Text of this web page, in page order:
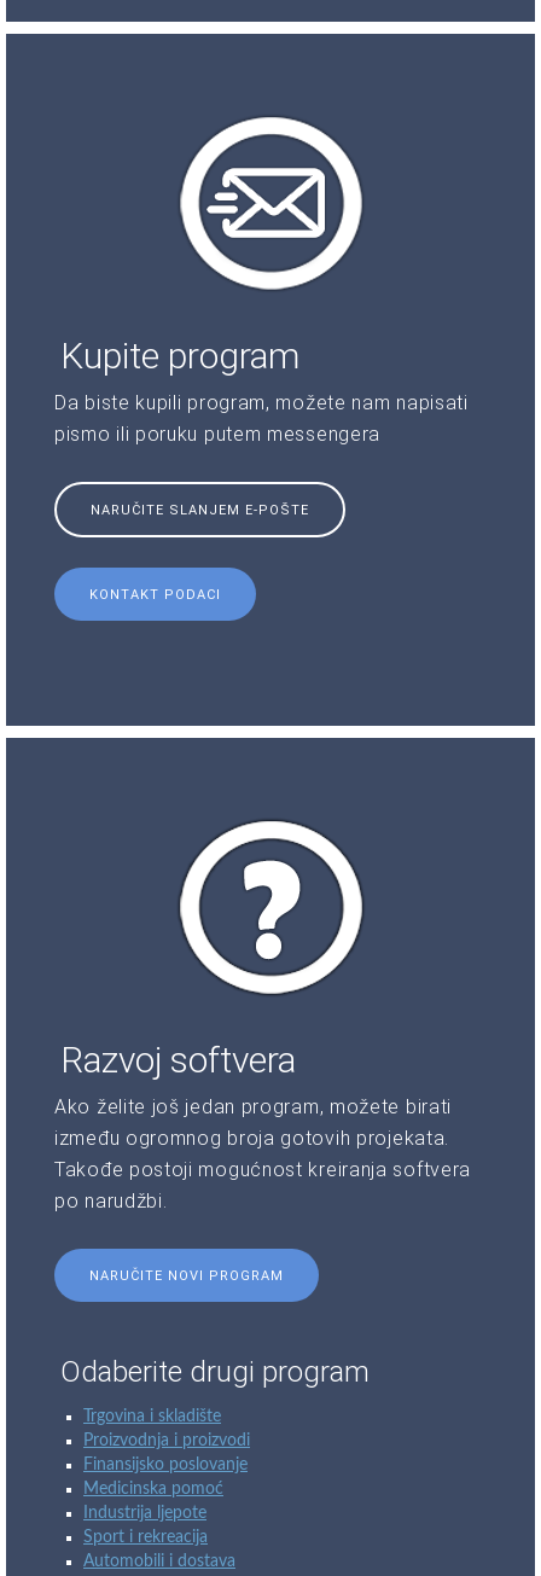
Kupite program
Da biste kupili program, možete nam napisati
pismo ili poruku putem messengera
NARUČITE SLANJEM E-POŠTE
KONTAKT PODACI
Razvoj softvera
Ako želite još jedan program, možete birati
između ogromnog broja gotovih projekata.
Takođe postoji mogućnost kreiranja softvera
po narudžbi.
NARUČITE NOVI PROGRAM
Odaberite drugi program
Trgovina i skladište
Proizvodnja i proizvodi
Finansijsko poslovanje
Medicinska pomoć
Industrija ljepote
Sport i rekreacija
Automobili i dostava